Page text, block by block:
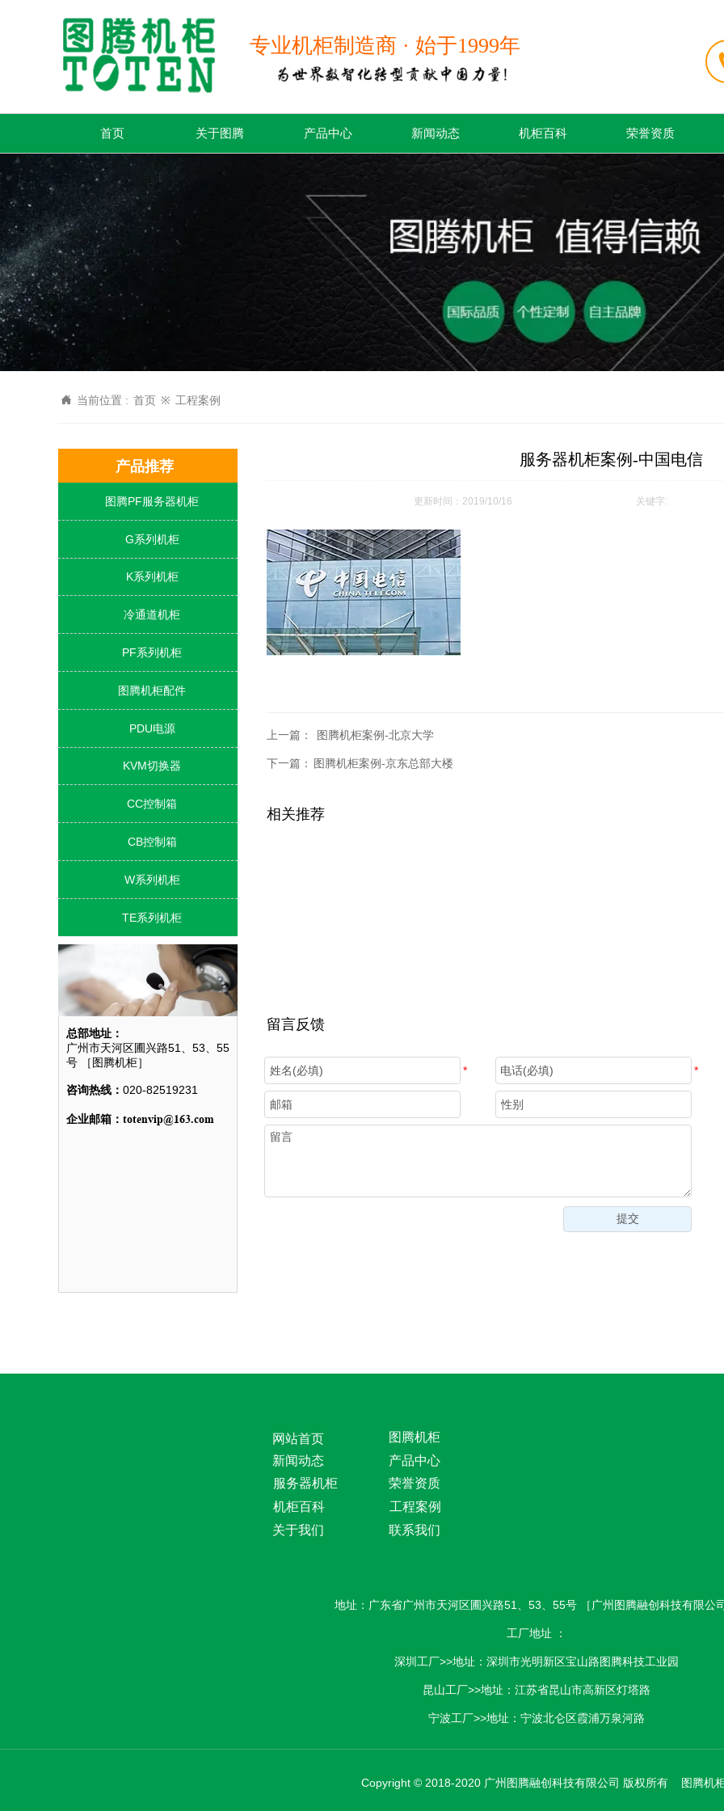
专业机柜制造商 · 始于1999年
首页 关于图腾 产品中心 新闻动态 机柜百科 荣誉资质
Copyright © 2018-2020 广州图腾融创科技有限公司 版权所有 图腾机
地址：广东省广州市天河区圃兴路51、53、55号 ［广州图腾融创科技有限公
工厂地址 ：
深圳工厂>>地址：深圳市光明新区宝山路图腾科技工业园
昆山工厂>>地址：江苏省昆山市高新区灯塔路
宁波工厂>>地址：宁波北仑区霞浦万泉河路
网站首页
新闻动态
服务器机柜
机柜百科
关于我们
图腾机柜
产品中心
荣誉资质
工程案例
联系我们
​服务器机柜案例-中国电信
更新时间：2019/10/16 关键字:
上一篇： ​图腾机柜案例-北京大学
下一篇： 图腾机柜案例-京东总部大楼
相关推荐
 当前位置 : 首页 ※ 工程案例
图腾PF服务器机柜
G系列机柜
K系列机柜
冷通道机柜
PF系列机柜
图腾机柜配件
PDU电源
KVM切换器
CC控制箱
CB控制箱
W系列机柜
TE系列机柜
产品推荐
提交
留言反馈
总部地址：
广州市天河区圃兴路51、53、55
号 ［图腾机柜］
咨询热线： 020-82519231
企业邮箱： totenvip@163.com